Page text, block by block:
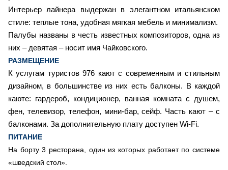
Интерьер лайнера выдержан в элегантном итальянском
стиле: теплые тона, удобная мягкая мебель и минимализм.
Палубы названы в честь известных композиторов, одна из
них – девятая – носит имя Чайковского.
РАЗМЕЩЕНИЕ
К услугам туристов 976 кают с современным и стильным
дизайном, в большинстве из них есть балконы. В каждой
каюте: гардероб, кондиционер, ванная комната с душем,
фен, телевизор, телефон, мини-бар, сейф. Часть кают – с
балконами. За дополнительную плату доступен Wi-Fi.
ПИТАНИЕ
На борту 3 ресторана, один из которых работает по системе
«шведский стол».